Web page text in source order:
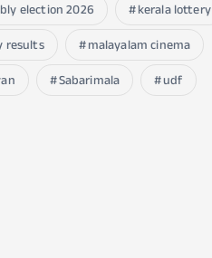
election 2026
kerala lottery
results
malayalam cinema
Sabarimala udf